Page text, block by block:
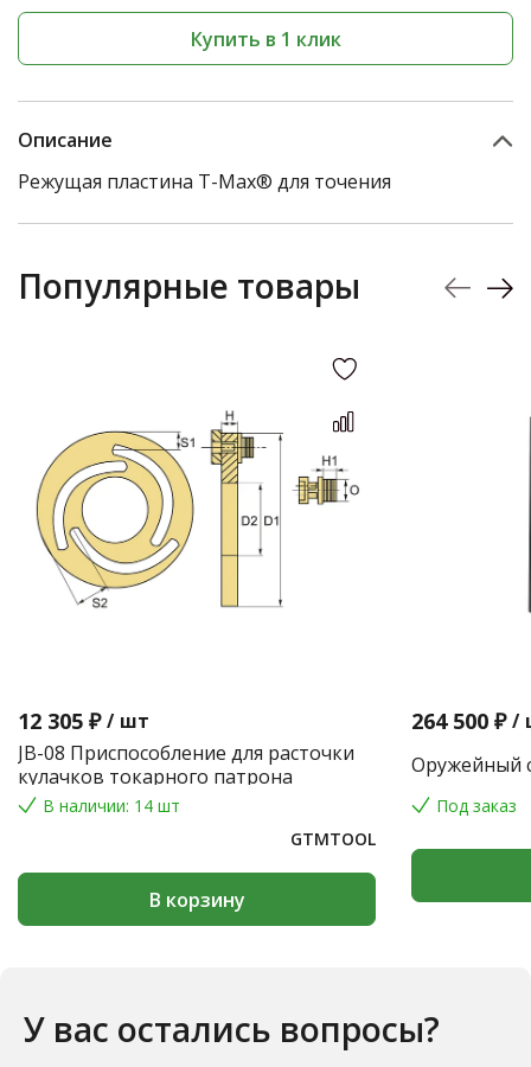
Купить в 1 клик
Описание
Режущая пластина T-Max® для точения
Популярные товары
12 305 ₽ / шт
JB-08 Приспособление для расточки
кулачков токарного патрона
В наличии: 14 шт
GTMTOOL
В корзину
264 500 ₽ /
Оружейный
Под заказ
У вас остались вопросы?